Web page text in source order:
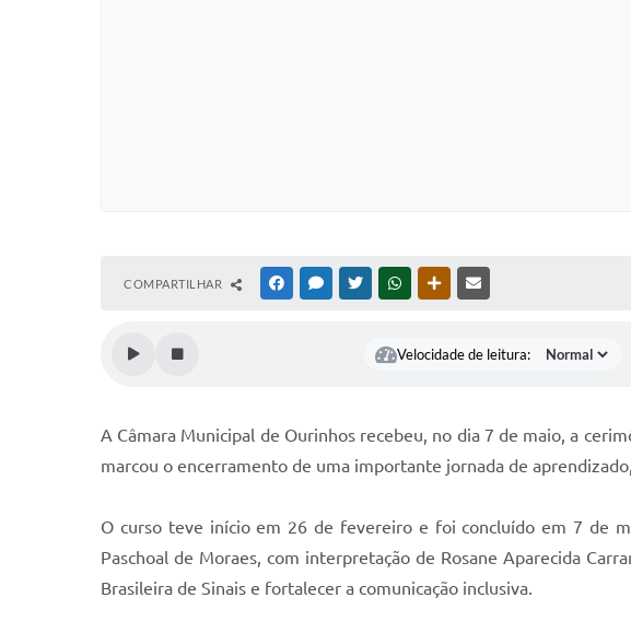
COMPARTILHAR FACEBOOKMESSENGER
TWITTERWHATSAPPOUTRAS MÍDIAS
Velocidade de leitura:
A Câmara Municipal de Ourinhos recebeu, no dia 7 de maio, a
marcou o encerramento de uma importante jornada de
O curso teve início em 26 de fevereiro e foi concluído em 7 de
Paschoal de Moraes, com interpretação de Rosane Aparecida
Brasileira de Sinais e fortalecer a comunicação inclusiva.